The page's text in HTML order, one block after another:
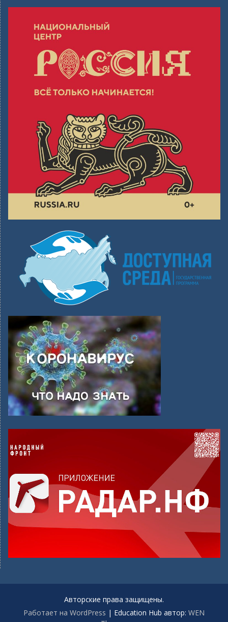
Авторские права защищены.
Работает на WordPress | Education Hub автор: WEN